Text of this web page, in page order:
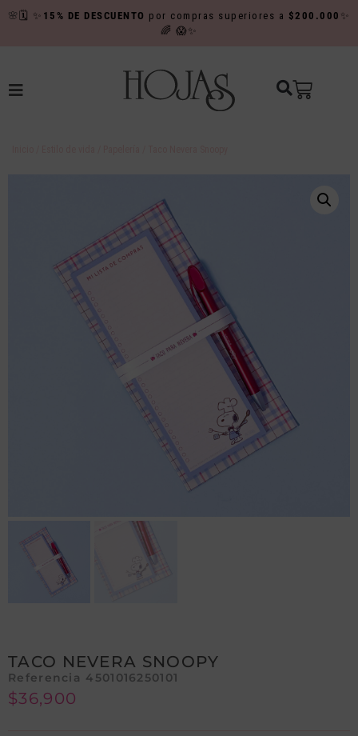
🌸 🗓️ ✨ 15% DE DESCUENTO por compras superiores a $200.000 ✨
🌈 😱✨
TACO NEVERA SNOOPY
Referencia 4501016250101
$36,900